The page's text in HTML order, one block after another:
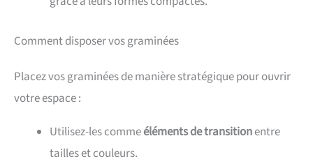
Comment disposer vos graminées
Placez vos graminées de manière stratégique pour ouvrir
votre espace :
Utilisez-les commeéléments de transitionentre
tailles et couleurs.